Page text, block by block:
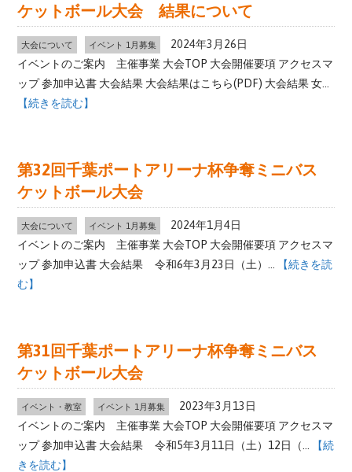
ケットボール大会 結果について
大会について イベント 1月募集
2024年3月26日
イベントのご案内 主催事業 大会TOP 大会開催要項 アクセスマ
ップ 参加申込書 大会結果 大会結果はこちら(PDF) 大会結果 女...
【続きを読む】
第32回千葉ポートアリーナ杯争奪ミニバス
ケットボール大会
大会について イベント 1月募集
2024年1月4日
イベントのご案内 主催事業 大会TOP 大会開催要項 アクセスマ
ップ 参加申込書 大会結果 令和6年3月23日（土）...
【続きを読
む】
第31回千葉ポートアリーナ杯争奪ミニバス
ケットボール大会
イベント・教室 イベント 1月募集
2023年3月13日
イベントのご案内 主催事業 大会TOP 大会開催要項 アクセスマ
ップ 参加申込書 大会結果 令和5年3月11日（土）12日（...
【続
きを読む】